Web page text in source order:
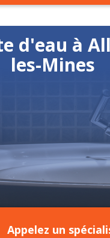
d'eau à
les-Mines
Appelez un